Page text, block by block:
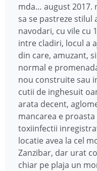
mda… august 2017.
sa se pastreze
navodari, cu vile cu
intre cladiri, locul a
din care, amuzant,
normal e
nou construite sau
cutii de inghesuit
arata decent,
mancarea e
toxiinfectii
locatie avea la cel
Zanzibar, dar urat
chiar pe plaja un